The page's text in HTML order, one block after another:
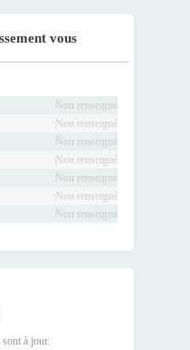
vous
Non renseigné
Non renseigné
Non renseigné
Non renseigné
Non renseigné
Non renseigné
Non renseigné
à jour.